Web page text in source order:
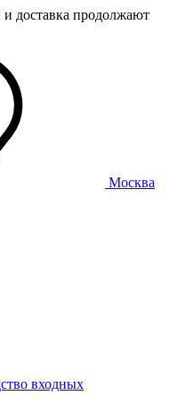
доставка продолжают
Москва
входных